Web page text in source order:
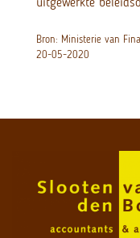
Bron: Ministerie van
20-05-2020